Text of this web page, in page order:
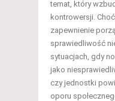
temat, który
kontrowersji.
zapewnienie
sprawiedliwość
sytuacjach, gdy
jako
czy jednostki
oporu